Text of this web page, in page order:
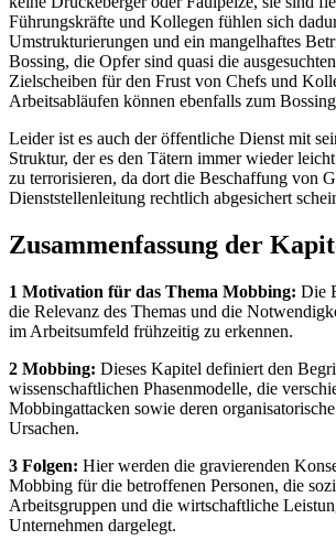
Führungskräfte und Kollegen fühlen sich
Umstrukturierungen und ein mangelhaftes
Bossing, die Opfer sind quasi die
Zielscheiben für den Frust von Chefs und
Arbeitsabläufen können ebenfalls zum
Leider ist es auch der öffentliche Dienst mit
Struktur, der es den Tätern immer wieder
zu terrorisieren, da dort die Beschaffung von
Dienststellenleitung rechtlich abgesichert
Zusammenfassung der
1 Motivation für das Thema Mobbing: Die
die Relevanz des Themas und die
im Arbeitsumfeld frühzeitig zu erkennen.
2 Mobbing: Dieses Kapitel definiert den
wissenschaftlichen Phasenmodelle, die
Mobbingattacken sowie deren
Ursachen.
3 Folgen: Hier werden die gravierenden
Mobbing für die betroffenen Personen, die
Arbeitsgruppen und die wirtschaftliche
Unternehmen dargelegt.